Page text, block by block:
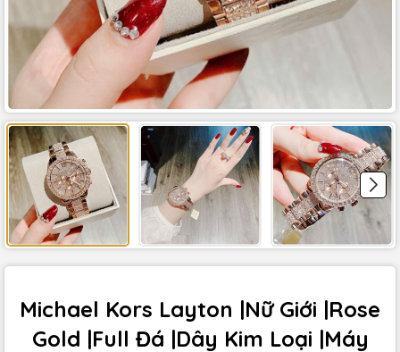
Michael Kors Layton |Nữ Giới |Rose
Gold |Full Đá |Dây Kim Loại |Máy